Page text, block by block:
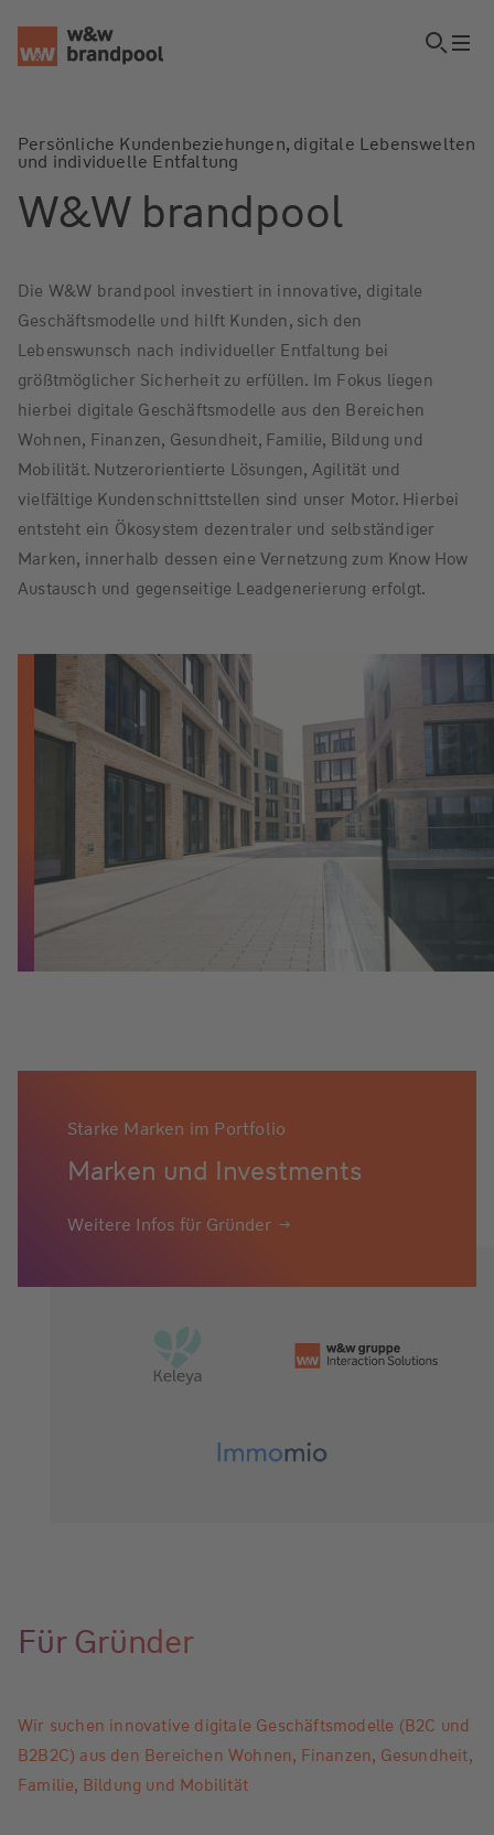
Persönliche Kundenbeziehungen, digitale Lebenswelten
und individuelle Entfaltung
W&W brandpool
Die W&W brandpool investiert in innovative, digitale
Geschäftsmodelle und hilft Kunden, sich den
Lebenswunsch nach individueller Entfaltung bei
größtmöglicher Sicherheit zu erfüllen. Im Fokus liegen
hierbei digitale Geschäftsmodelle aus den Bereichen
Wohnen, Finanzen, Gesundheit, Familie, Bildung und
Mobilität. Nutzerorientierte Lösungen, Agilität und
vielfältige Kundenschnittstellen sind unser Motor. Hierbei
entsteht ein Ökosystem dezentraler und selbständiger
Marken, innerhalb dessen eine Vernetzung zum Know How
Austausch und gegenseitige Leadgenerierung erfolgt.
Starke Marken im Portfolio
Marken und Investments
Weitere Infos für Gründer
Für Gründer
Wir suchen innovative digitale Geschäftsmodelle (B2C und
B2B2C) aus den Bereichen Wohnen, Finanzen, Gesundheit,
Familie, Bildung und Mobilität